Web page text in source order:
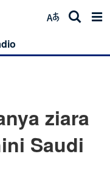
ziara
Saudi